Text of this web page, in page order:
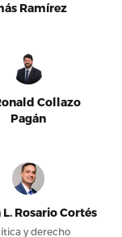
Ramírez
Collazo
Pagán
Rosario Cortés
y derecho